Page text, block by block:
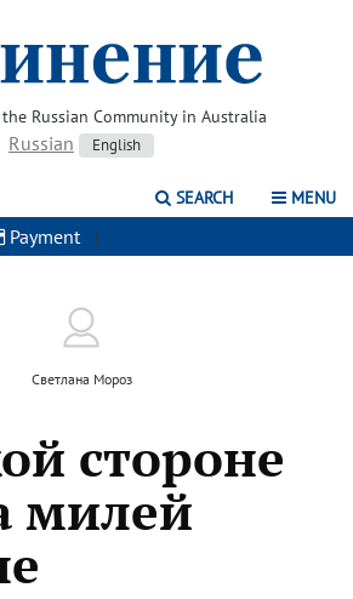
Russian Community in Australia
Russian English
SEARCH MENU
Payment |
Светлана Мороз
стороне
милей